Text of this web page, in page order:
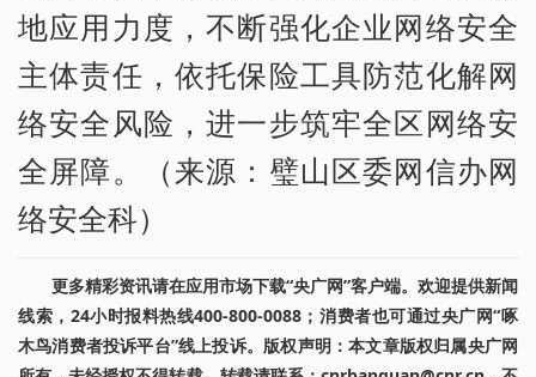
地应用力度，不断强化企业网络安全
主体责任，依托保险工具防范化解网
络安全风险，进一步筑牢全区网络安
全屏障。（来源：璧山区委网信办网
络安全科）
更多精彩资讯请在应用市场下载“央广网”客户端。欢迎提供新闻
线索，24小时报料热线400-800-0088；消费者也可通过央广网“啄
木鸟消费者投诉平台”线上投诉。版权声明：本文章版权归属央广网